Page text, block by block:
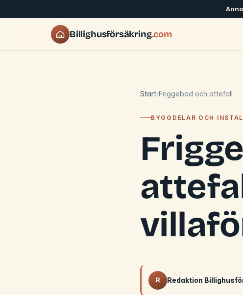
Billighusförsäkring.com
Start Friggebod och attefall
BYGGDELAR OCH
R Redaktion